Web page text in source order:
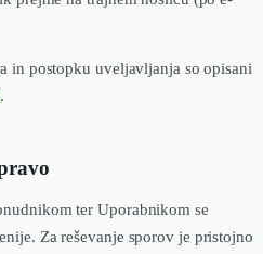
in postopku uveljavljanja so opisani
.
ter Uporabnikom se
Za reševanje sporov je pristojno